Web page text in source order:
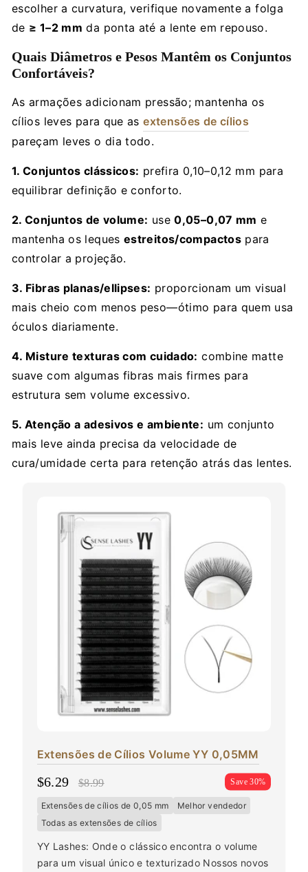
escolher a curvatura, verifique novamente a folga
de ≥ 1–2 mm da ponta até a lente em repouso.
Quais Diâmetros e Pesos Mantêm os Conjuntos
Confortáveis?
As armações adicionam pressão; mantenha os
cílios leves para que asextensões de cílios
pareçam leves o dia todo.
1. Conjuntos clássicos: prefira 0,10–0,12 mm para
equilibrar definição e conforto.
2. Conjuntos de volume: use0,05–0,07 mm e
mantenha os leques estreitos/compactos para
controlar a projeção.
3. Fibras planas/ellipses: proporcionam um visual
mais cheio com menos peso—ótimo para quem usa
óculos diariamente.
4. Misture texturas com cuidado: combine matte
suave com algumas fibras mais firmes para
estrutura sem volume excessivo.
5. Atenção a adesivos e ambiente: um conjunto
mais leve ainda precisa da velocidade de
cura/umidade certa para retenção atrás das lentes.
Extensões de Cílios Volume YY 0,05MM
$6.29 $8.99 Save 30%
Extensões de cílios de 0,05 mm
Melhor vendedor
Todas as extensões de cílios
YY Lashes: Onde o clássico encontra o volume
para um visual único e texturizado Nossos novos